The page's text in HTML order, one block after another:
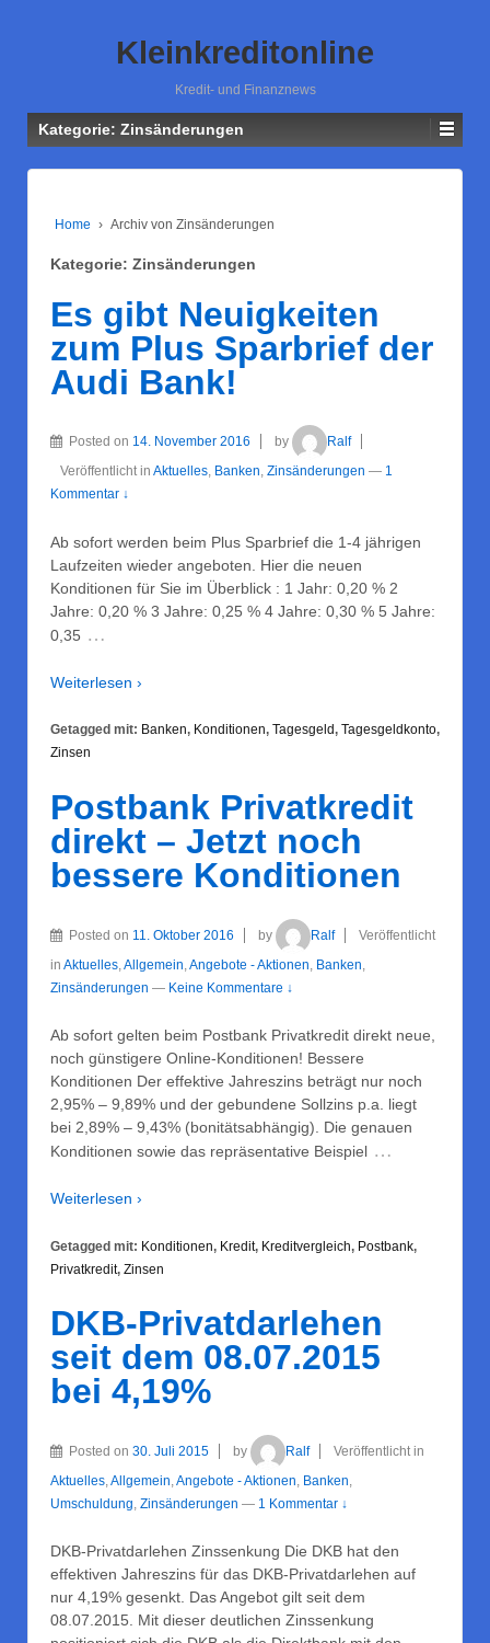
Kleinkreditonline
Kredit- und Finanznews
Kategorie: Zinsänderungen
Home › Archiv von Zinsänderungen
Kategorie: Zinsänderungen
Es gibt Neuigkeiten
zum Plus Sparbrief der
Audi Bank!
Posted on 14. November 2016 by
Ralf
Veröffentlicht in Aktuelles, Banken, Zinsänderungen — 1
Kommentar ↓
Ab sofort werden beim Plus Sparbrief die 1-4 jährigen
Laufzeiten wieder angeboten. Hier die neuen
Konditionen für Sie im Überblick : 1 Jahr: 0,20 % 2
Jahre: 0,20 % 3 Jahre: 0,25 % 4 Jahre: 0,30 % 5 Jahre:
0,35 …
Weiterlesen ›
Getagged mit: Banken, Konditionen, Tagesgeld, Tagesgeldkonto,
Zinsen
Postbank Privatkredit
direkt – Jetzt noch
bessere Konditionen
Posted on 11. Oktober 2016 by Ralf
Veröffentlicht
in Aktuelles Allgemein Angebote - Aktionen Banken
Zinsänderungen — Keine Kommentare ↓
Ab sofort gelten beim Postbank Privatkredit direkt neue,
noch günstigere Online-Konditionen! Bessere
Konditionen Der effektive Jahreszins beträgt nur noch
2,95% – 9,89% und der gebundene Sollzins p.a. liegt
bei 2,89% – 9,43% (bonitätsabhängig). Die genauen
Konditionen sowie das repräsentative Beispiel …
Weiterlesen ›
Getagged mit: Konditionen, Kredit, Kreditvergleich, Postbank,
Privatkredit, Zinsen
DKB-Privatdarlehen
seit dem 08.07.2015
bei 4,19%
Posted on 30. Juli 2015 by Ralf
Veröffentlicht in
Aktuelles,Allgemein,Angebote - Aktionen, Banken,
Umschuldung, Zinsänderungen — 1 Kommentar ↓
DKB-Privatdarlehen Zinssenkung Die DKB hat den
effektiven Jahreszins für das DKB-Privatdarlehen auf
nur 4,19% gesenkt. Das Angebot gilt seit dem
08.07.2015. Mit dieser deutlichen Zinssenkung